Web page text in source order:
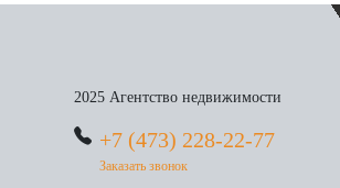
2025 Агентство недвижимости
+7 (473) 228-22-77
Заказать звонок